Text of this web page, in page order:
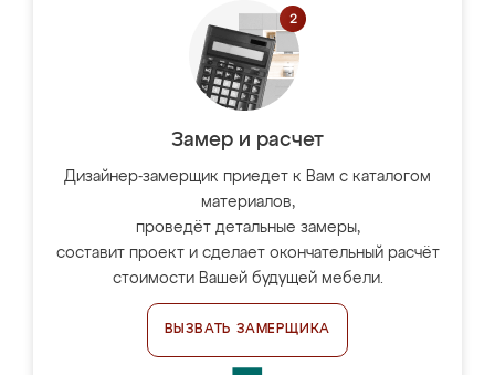
Замер и расчет
Дизайнер-замерщик приедет к Вам с каталогом
материалов,
проведёт детальные замеры,
составит проект и сделает окончательный расчёт
стоимости Вашей будущей мебели.
ВЫЗВАТЬ ЗАМЕРЩИКА